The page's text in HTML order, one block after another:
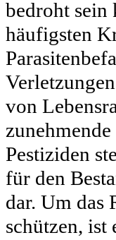
bedroht sein
häufigsten
von
Pestiziden
für den
dar. Um das
schützen, ist